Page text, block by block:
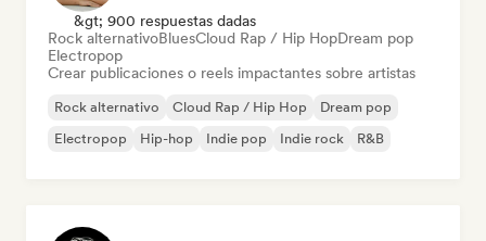
&gt; 900 respuestas dadas
Rock alternativoBluesCloud Rap / Hip HopDream pop
Electropop
Crear publicaciones o reels impactantes sobre artistas
Rock alternativo Cloud Rap / Hip Hop
Dream pop
Electropop
Hip-hop Indie pop Indie rock R&B